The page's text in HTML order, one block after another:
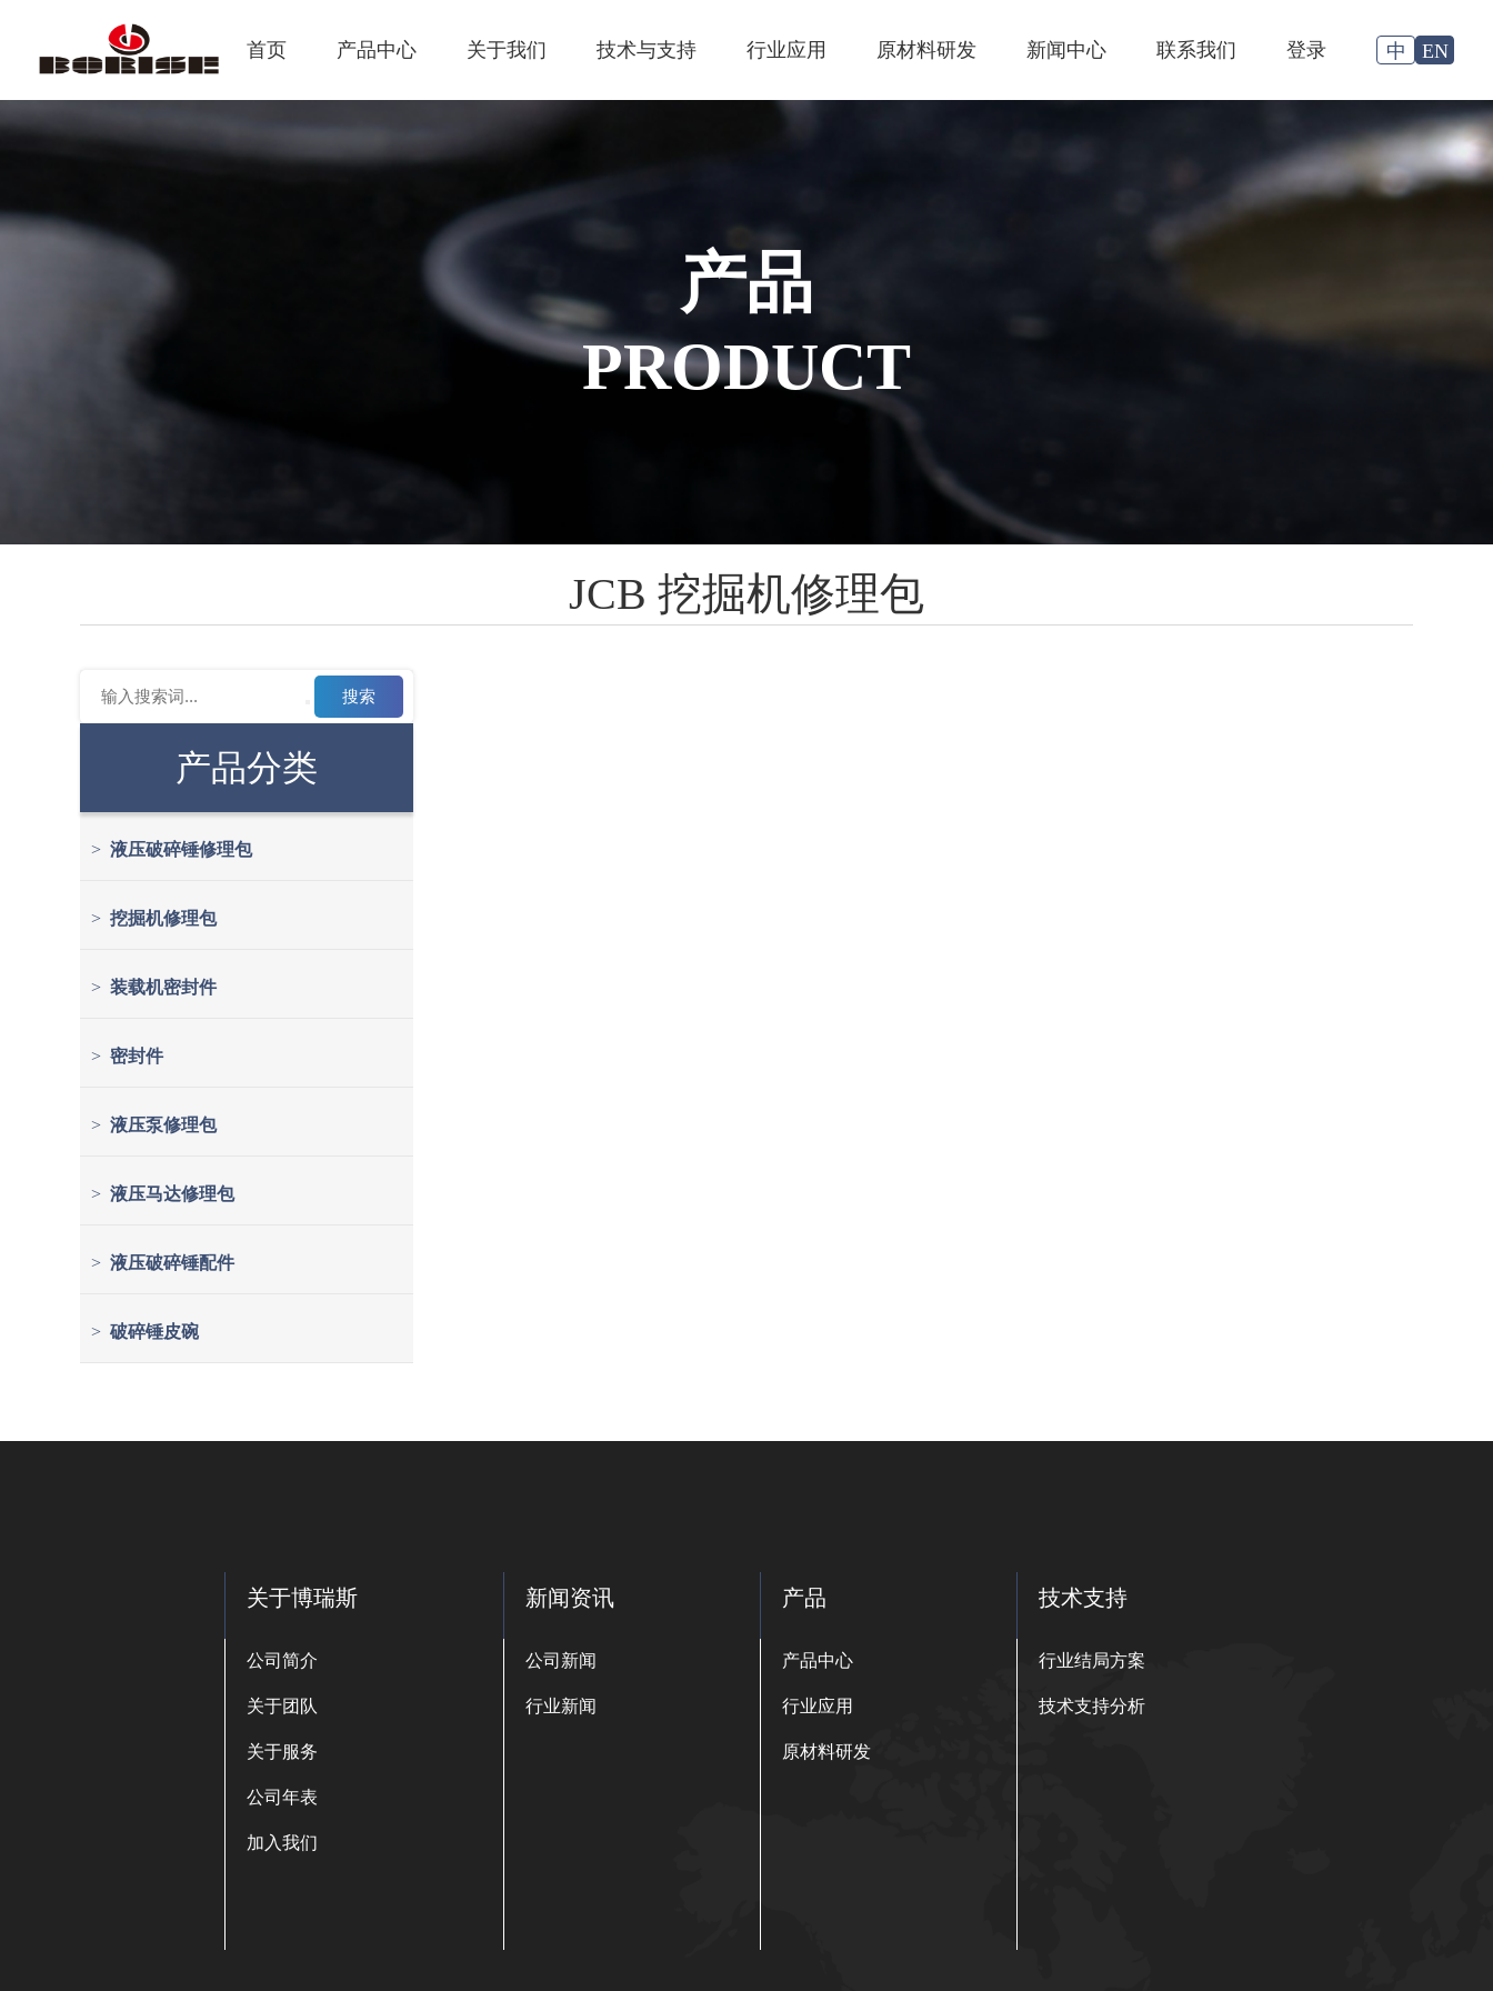
首页 产品中心 关于我们 技术与支持 行业应用 原材料研发 新闻中心 联系我们 登录 中 EN
产品
PRODUCT
JCB 挖掘机修理包
搜索
产品分类
> 液压破碎锤修理包
> 挖掘机修理包
> 装载机密封件
> 密封件
> 液压泵修理包
> 液压马达修理包
> 液压破碎锤配件
> 破碎锤皮碗
关于博瑞斯
公司简介
关于团队
关于服务
公司年表
加入我们
新闻资讯
公司新闻
行业新闻
产品
产品中心
行业应用
原材料研发
技术支持
行业结局方案
技术支持分析